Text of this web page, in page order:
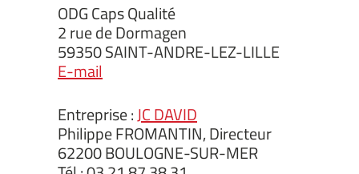
ODG Caps Qualité
2 rue de Dormagen
59350 SAINT-ANDRE-LEZ-LILLE
E-mail
Entreprise :JC DAVID
Philippe FROMANTIN, Directeur
62200 BOULOGNE-SUR-MER